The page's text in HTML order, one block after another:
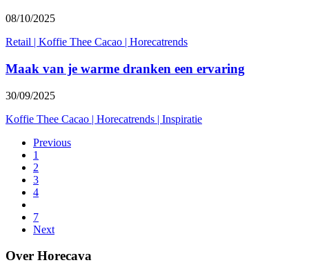
08/10/2025
Retail | Koffie Thee Cacao | Horecatrends
Maak van je warme dranken een ervaring
30/09/2025
Koffie Thee Cacao | Horecatrends | Inspiratie
Previous
1
2
3
4
7
Next
Over Horecava